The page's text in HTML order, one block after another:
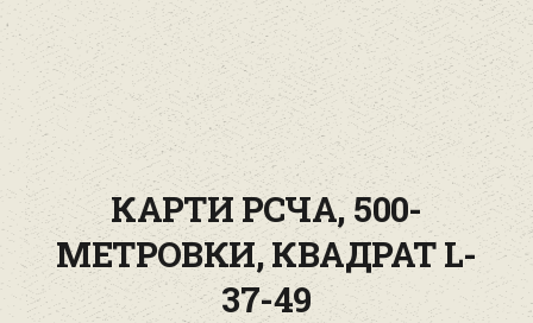
КАРТИ РСЧА, 500-
МЕТРОВКИ, КВАДРАТ L-
37-49